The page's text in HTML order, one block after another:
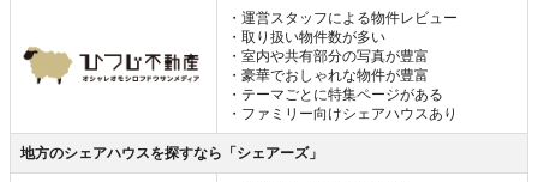
・運営スタッフによる物件レビュー
・取り扱い物件数が多い
・室内や共有部分の写真が豊富
・豪華でおしゃれな物件が豊富
・テーマごとに特集ページがある
・ファミリー向けシェアハウスあり
地方のシェアハウスを探すなら「シェアーズ」